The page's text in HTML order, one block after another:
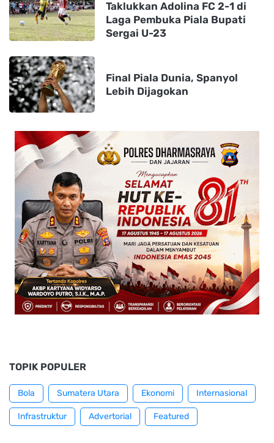
Taklukkan Adolina FC 2-1 di
Laga Pembuka Piala Bupati
Sergai U-23
Final Piala Dunia, Spanyol
Lebih Dijagokan
TOPIK POPULER
Bola Sumatera Utara Ekonomi Internasional
Infrastruktur Advertorial Featured